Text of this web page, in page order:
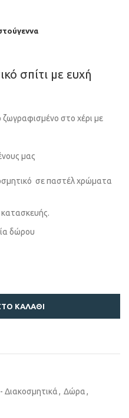
σπίτι με ευχή
ζωγραφισμένο στο χέρι με
μας
σε παστέλ χρώματα
κατασκευής.
δώρου
ΚΑΛΆΘΙ
Διακοσμητικά, Δώρα,